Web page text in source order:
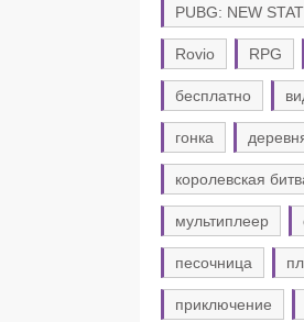
PUBG: NEW
Rovio RPG
бесплатно
гонка
королевская
мультиплеер
песочница
приключение